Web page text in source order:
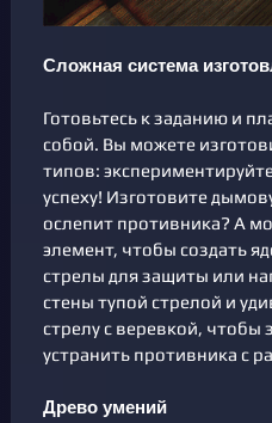
Сложная система
Готовьтесь к заданию и
собой. Вы можете
типов:
успеху! Изготовите
ослепит противника? А
элемент, чтобы создать
стрелы для защиты или
стены тупой стрелой и
стрелу с веревкой, чтобы
устранить противника с
Древо умений